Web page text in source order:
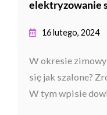
elektryzowanie
16 lutego, 2024
W okresie
się jak szalone?
W tym wpisie